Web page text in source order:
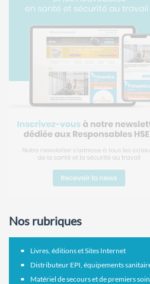
Nos rubriques
Livres, éditions et Sites Internet
Distributeur EPI, équipements
Matériel de secours et de premiers